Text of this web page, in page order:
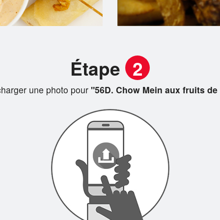
Étape 2
une photo pour "56D. Chow Mein aux fruits